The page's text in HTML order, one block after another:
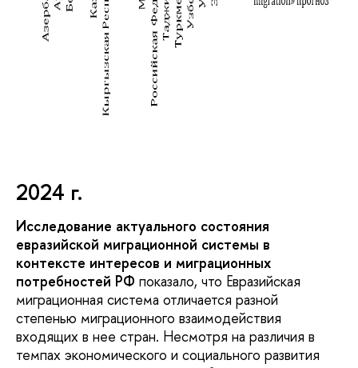
2024 г.
Исследование актуального состояния
евразийской миграционной системы в
контексте интересов и миграционных
потребностей РФ показало, что Евразийская
миграционная система отличается разной
степенью миграционного взаимодействия
входящих в нее стран. Несмотря на различия в
темпах экономического и социального развития